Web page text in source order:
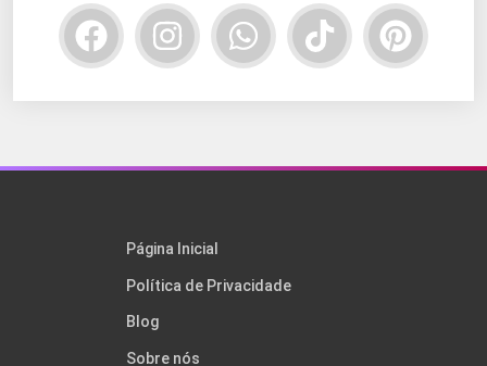
Página Inicial
Política de Privacidade
Blog
Sobre nós